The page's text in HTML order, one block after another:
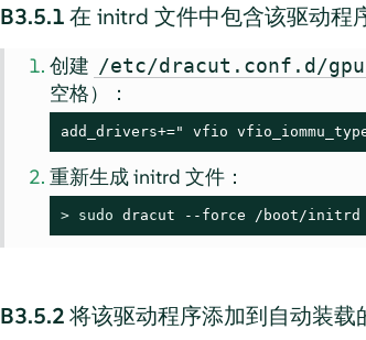
B3.5.1在 initrd 文件中包含该驱动程
创建 /etc/dracut.conf.d/
空格）：
add_drivers+=" vfio
重新生成 initrd 文件：
> sudo dracut --force /boot/initrd
B3.5.2将该驱动程序添加到自动装载